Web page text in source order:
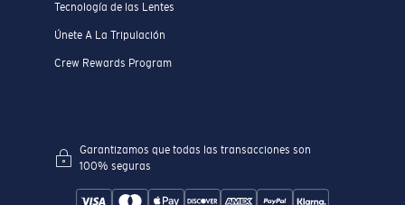
Tecnología de las Lentes
Únete A La Tripulación
Crew Rewards Program
Garantizamos que todas las transacciones son
100% seguras